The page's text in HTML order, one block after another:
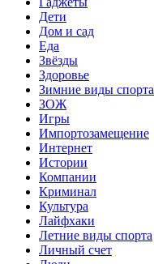
Дети
Дом и сад
Еда
Звёзды
Здоровье
Зимние виды спорта
ЗОЖ
Игры
Импортозамещение
Интернет
Истории
Компании
Криминал
Культура
Лайфхаки
Летние виды спорта
Личный счет